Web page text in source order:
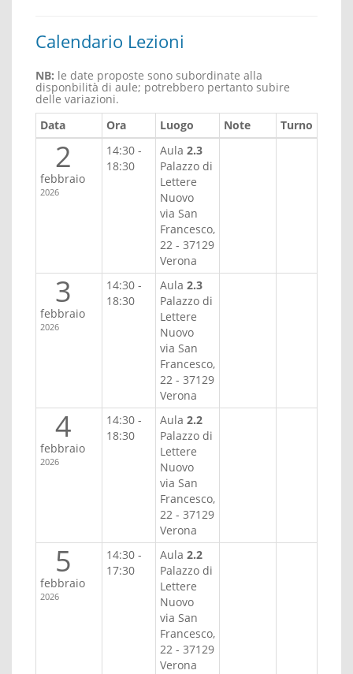
Calendario Lezioni
NB: le date proposte sono subordinate alla
disponbilità di aule; potrebbero pertanto subire
delle variazioni.
Data
Ora Luogo Note Turno
2
febbraio
2026
14:30 -
18:30
Aula 2.3
Palazzo di
Lettere
Nuovo
via San
Francesco,
22 - 37129
Verona
3
febbraio
2026
14:30 -
18:30
Aula 2.3
Palazzo di
Lettere
Nuovo
via San
Francesco,
22 - 37129
Verona
4
febbraio
2026
14:30 -
18:30
Aula 2.2
Palazzo di
Lettere
Nuovo
via San
Francesco,
22 - 37129
Verona
5
febbraio
2026
14:30 -
17:30
Aula 2.2
Palazzo di
Lettere
Nuovo
via San
Francesco,
22 - 37129
Verona